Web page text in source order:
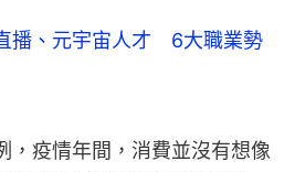
播、元宇宙人才 6大職業勢
，疫情年間，消費並沒有想像